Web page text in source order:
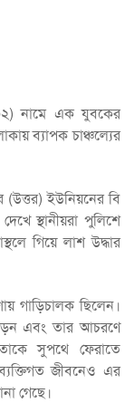
নামে এক যুবকের
ব্যাপক চাঞ্চল্যের
(উত্তর) ইউনিয়নের বি
স্থানীয়রা পুলিশে
গিয়ে লাশ উদ্ধার
গাড়িচালক ছিলেন।
এবং তার আচরণে
সুপথে ফেরাতে
জীবনেও এর
গেছে।